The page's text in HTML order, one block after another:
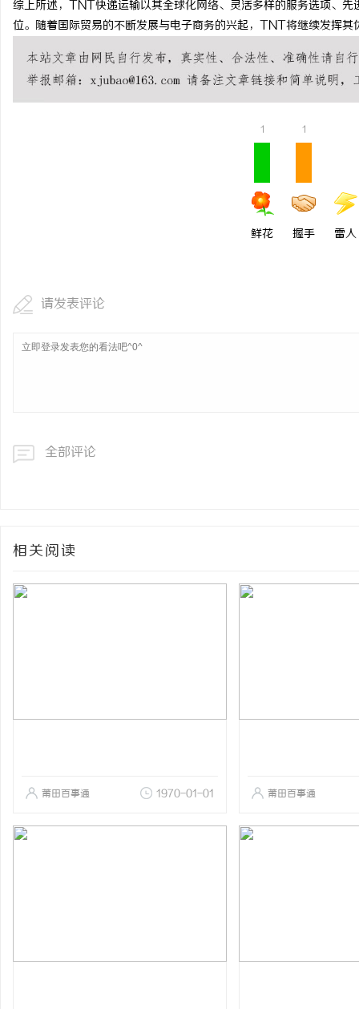
综上所述，TNT快递运输以其全球化网络、灵活多样的服务选项、
位。随着国际贸易的不断发展与电子商务的兴起，TNT将继续发挥
1
鲜花
1
握手 雷人
请发表评论
全部评论
相关阅读
莆田百事通 1970-01-01 莆田百事通
全面解析八哥电影网：
源宝库